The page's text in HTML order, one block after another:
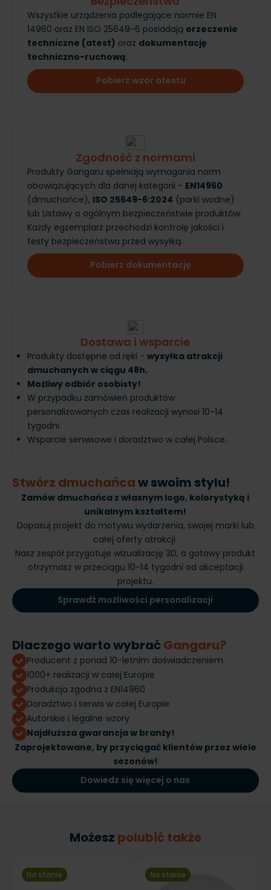
Wszystkie urządzenia podlegające normie EN
14960 oraz EN ISO 25649-6 posiadają orzeczenie
techniczne (atest) oraz dokumentację
techniczno-ruchową.
Pobierz wzór atestu
Zgodność z normami
Produkty Gangaru spełniają wymagania norm
obowiązujących dla danej kategorii - EN14960
(dmuchańce), ISO 25649-6:2024 (parki wodne)
lub Ustawy o ogólnym bezpieczeństwie produktów.
Każdy egzemplarz przechodzi kontrolę jakości i
testy bezpieczeństwa przed wysyłką.
Pobierz dokumentację
Dostawa i wsparcie
Produkty dostępne od ręki - wysyłka atrakcji
dmuchanych w ciągu 48h.
Możliwy odbiór osobisty!
W przypadku zamówień produktów
personalizowanych czas realizacji wynosi 10-14
tygodni.
Wsparcie serwisowe i doradztwo w całej Polsce.
Stwórz dmuchańcaw swoim stylu!
Zamów dmuchańca z własnym logo, kolorystyką i
unikalnym kształtem!
Dopasuj projekt do motywu wydarzenia, swojej marki lub
całej oferty atrakcji.
Nasz zespół przygotuje wizualizację 3D, a gotowy produkt
otrzymasz w przeciągu 10-14 tygodni od akceptacji
projektu.
Sprawdź możliwości personalizacji
Dlaczego warto wybrać Gangaru?
Producent z ponad 10-letnim doświadczeniem
1000+ realizacji w całej Europie
Produkcja zgodna z EN14960
Doradztwo i serwis w całej Europie
Autorskie i legalne wzory
Najdłuższa gwarancja w branży!
Zaprojektowane, by przyciągać klientów przez wiele
sezonów!
Dowiedz się więcej o nas
Możesz polubić także
Na stanie Na stanie